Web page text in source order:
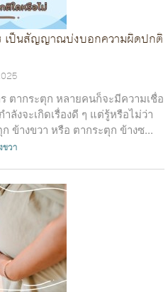
เป็นสัญญาณบ่งบอกความผิดปกติ
ตากระตุก หลายคนก็จะมีความเชื่อ
ลังจะเกิดเรื่องดี ๆ แต่รู้หรือไม่ว่า
ข้างขวา หรือ ตากระตุก ข้างซ...
ขวา